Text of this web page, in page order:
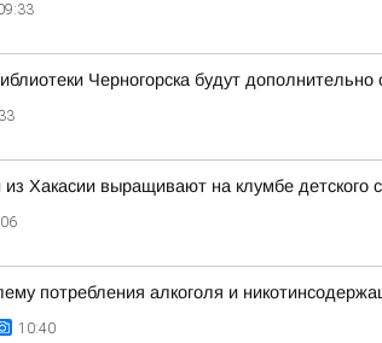
Черногорска будут
из Хакасии выращивают на клумбе детского
потребления алкоголя и
10:40